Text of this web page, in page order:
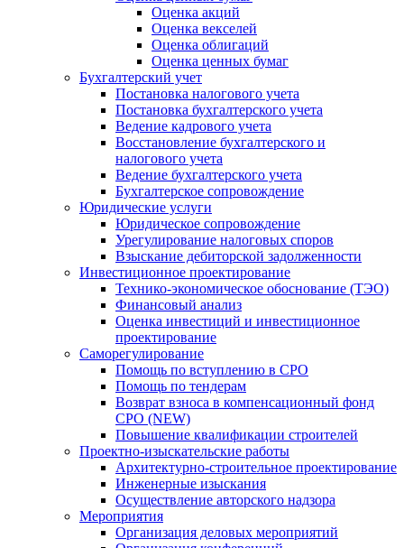
Оценка акций
Оценка векселей
Оценка облигаций
Оценка ценных бумаг
Бухгалтерский учет
Постановка налогового учета
Постановка бухгалтерского учета
Ведение кадрового учета
Восстановление бухгалтерского и
налогового учета
Ведение бухгалтерского учета
Бухгалтерское сопровождение
Юридические услуги
Юридическое сопровождение
Урегулирование налоговых споров
Взыскание дебиторской задолженности
Инвестиционное проектирование
Технико-экономическое обоснование (ТЭО)
Финансовый анализ
Оценка инвестиций и инвестиционное
проектирование
Саморегулирование
Помощь по вступлению в СРО
Помощь по тендерам
Возврат взноса в компенсационный фонд
СРО (NEW)
Повышение квалификации строителей
Проектно-изыскательские работы
Архитектурно-строительное проектирование
Инженерные изыскания
Осуществление авторского надзора
Мероприятия
Организация деловых мероприятий